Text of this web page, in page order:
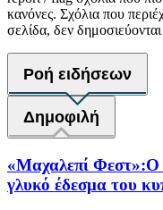
κανόνες. Σχόλια που
σελίδα, δεν
Ροή ειδήσεων
Δημοφιλή
«Μαχαλεπί Φεστ»:Ο
γλυκό έδεσμα του